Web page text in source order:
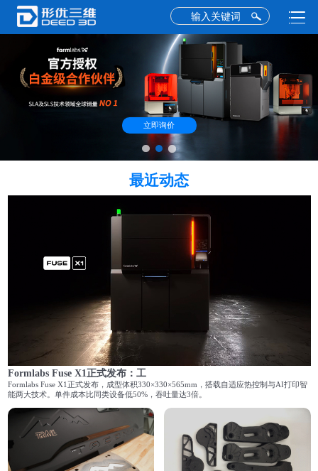
立即询价
最近动态
Formlabs Fuse X1正式发布：工
Formlabs Fuse X1正式发布，成型体积330×330×565mm，搭载自适应热控制与AI打印智
能两大技术。单件成本比同类设备低50%，吞吐量达3倍。